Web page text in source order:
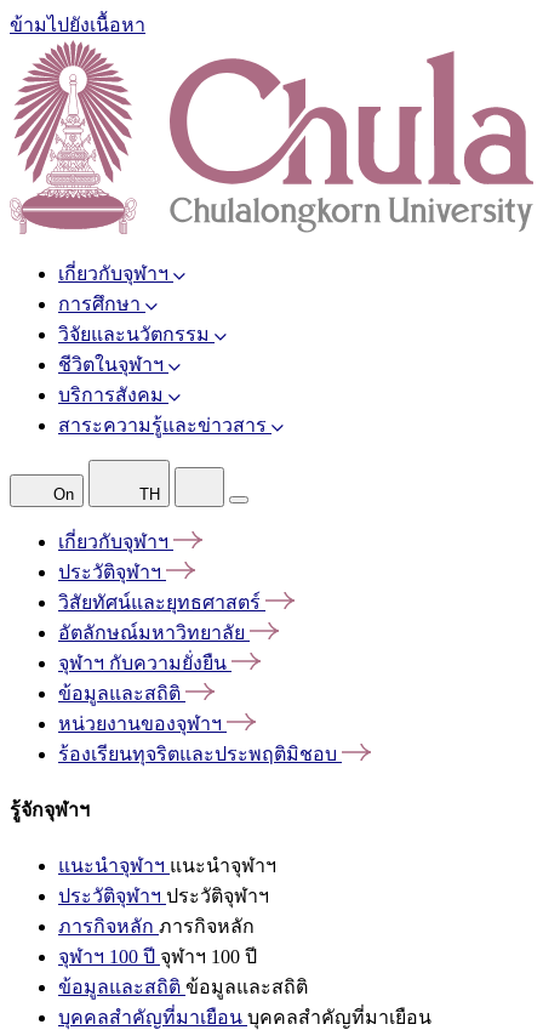
ข้ามไปยังเนื้อหา
เกี่ยวกับจุฬาฯ
การศึกษา
วิจัยและนวัตกรรม
ชีวิตในจุฬาฯ
บริการสังคม
สาระความรู้และข่าวสาร
On TH
เกี่ยวกับจุฬาฯ
ประวัติจุฬาฯ
วิสัยทัศน์และยุทธศาสตร์
อัตลักษณ์มหาวิทยาลัย
จุฬาฯ กับความยั่งยืน
ข้อมูลและสถิติ
หน่วยงานของจุฬาฯ
ร้องเรียนทุจริตและประพฤติมิชอบ
รู้จักจุฬาฯ
แนะนำจุฬาฯ แนะนำจุฬาฯ
ประวัติจุฬาฯ ประวัติจุฬาฯ
ภารกิจหลัก ภารกิจหลัก
จุฬาฯ 100 ปี จุฬาฯ 100 ปี
ข้อมูลและสถิติ ข้อมูลและสถิติ
บุคคลสำคัญที่มาเยือน บุคคลสำคัญที่มาเยือน